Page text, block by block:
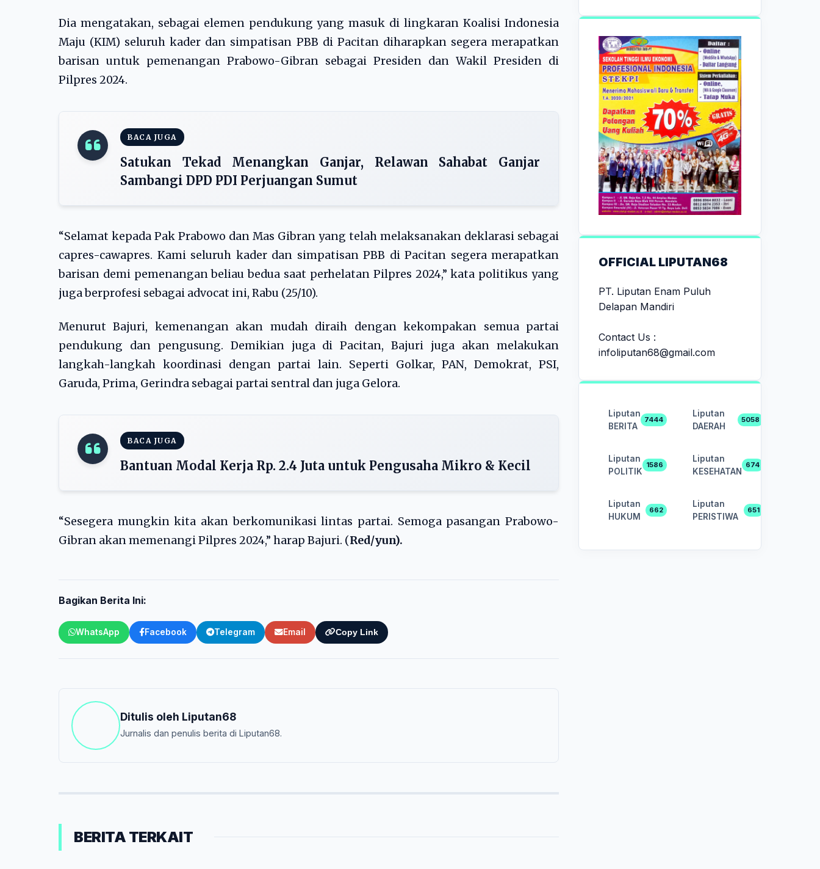
Dia mengatakan, sebagai elemen pendukung yang masuk di lingkaran Koalisi Indonesia
Maju (KIM) seluruh kader dan simpatisan PBB di Pacitan diharapkan segera merapatkan
barisan untuk pemenangan Prabowo-Gibran sebagai Presiden dan Wakil Presiden di
Pilpres 2024.
BACA JUGA
Satukan Tekad Menangkan Ganjar, Relawan Sahabat Ganjar
Sambangi DPD PDI Perjuangan Sumut
“Selamat kepada Pak Prabowo dan Mas Gibran yang telah melaksanakan deklarasi sebagai
capres-cawapres. Kami seluruh kader dan simpatisan PBB di Pacitan segera merapatkan
barisan demi pemenangan beliau bedua saat perhelatan Pilpres 2024,” kata politikus yang
juga berprofesi sebagai advocat ini, Rabu (25/10).
Menurut Bajuri, kemenangan akan mudah diraih dengan kekompakan semua partai
pendukung dan pengusung. Demikian juga di Pacitan, Bajuri juga akan melakukan
langkah-langkah koordinasi dengan partai lain. Seperti Golkar, PAN, Demokrat, PSI,
Garuda, Prima, Gerindra sebagai partai sentral dan juga Gelora.
BACA JUGA
Bantuan Modal Kerja Rp. 2.4 Juta untuk Pengusaha Mikro & Kecil
“Sesegera mungkin kita akan berkomunikasi lintas partai. Semoga pasangan Prabowo-
Gibran akan memenangi Pilpres 2024,” harap Bajuri. (Red/yun).
Bagikan Berita Ini:
WhatsApp Facebook Telegram Email Copy Link
Ditulis oleh Liputan68
Jurnalis dan penulis berita di Liputan68.
BERITA TERKAIT
OFFICIAL LIPUTAN68
PT. Liputan Enam Puluh
Delapan Mandiri
Contact Us :
infoliputan68@gmail.com
Liputan
BERITA
7444
Liputan
DAERAH
5058
Liputan
POLITIK
1586
Liputan
KESEHATAN
674
Liputan
HUKUM
662
Liputan
PERISTIWA
651